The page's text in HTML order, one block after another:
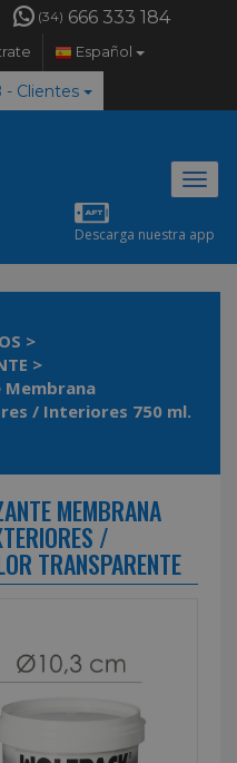
(34) 666 333 184
Español
acceso B2B - Clientes
Descarga nuestra app
>
>
/ Interiores 750 ml.
MEMBRANA
/
TRANSPARENTE